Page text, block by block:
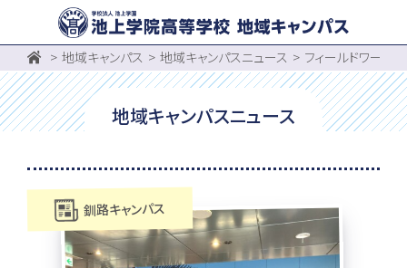
地域キャンパス 地域キャンパスニュース フィールドワーク
地域キャンパスニュース
釧路キャンパス